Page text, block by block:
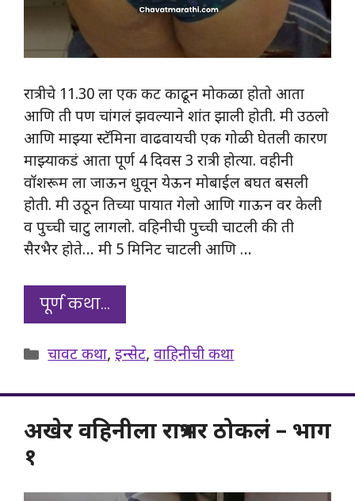
रात्रीचे 11.30 ला एक कट काढून मोकळा होतो आता
आणि ती पण चांगलं झवल्याने शांत झाली होती. मी उठलो
आणि माझ्या स्टॅमिना वाढवायची एक गोळी घेतली कारण
माझ्याकडं आता पूर्ण 4 दिवस 3 रात्री होत्या. वहीनी
वॉशरूम ला जाऊन धुवून येऊन मोबाईल बघत बसली
होती. मी उठून तिच्या पायात गेलो आणि गाऊन वर केली
व पुच्ची चाटु लागलो. वहिनीची पुच्ची चाटली की ती
सैरभैर होते… मी 5 मिनिट चाटली आणि …
पूर्ण कथा…
Categories
चावट कथा,इन्सेट,वाहिनीची कथा
अखेर वहिनीला रात्रभर ठोकलं – भाग
१